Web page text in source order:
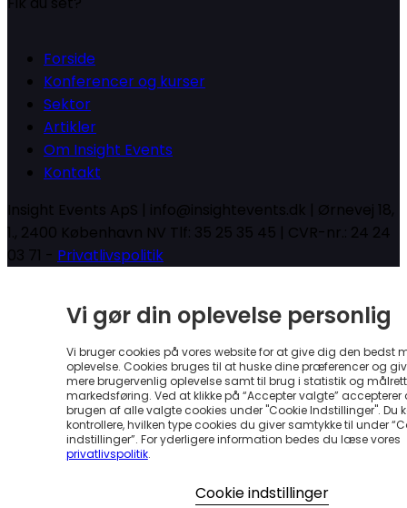
Forside
Konferencer og kurser
Sektor
Artikler
Om Insight Events
Kontakt
Insight Events ApS | info@insightevents.dk | Ørnevej 18,
1., 2400 København NV Tlf: 35 25 35 45 | CVR-nr.: 24 24
03 71 - Privatlivspolitik
Vi gør din oplevelse personlig
Vi bruger cookies på vores website for at give dig den bedst
oplevelse. Cookies bruges til at huske dine præferencer og
mere brugervenlig oplevelse samt til brug i statistik og
markedsføring. Ved at klikke på “Accepter valgte” accepterer
brugen af alle valgte cookies under "Cookie Indstillinger". Du
kontrollere, hvilken type cookies du giver samtykke til under
indstillinger”. For yderligere information bedes du læse vores
privatlivspolitik.
Cookie indstillinger